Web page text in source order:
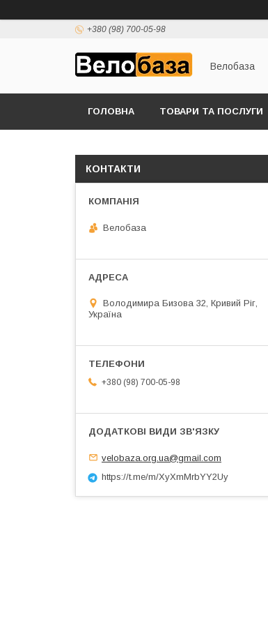
+380 (98) 700-05-98
Велобаза
ГОЛОВНА ТОВАРИ ТА ПОСЛУГИ
КОНТАКТИ
Велобаза
Володимира Бизова 32, Кривий Ріг,
Україна
+380 (98) 700-05-98
velobaza.org.ua@gmail.com
https://t.me/m/XyXmMrbYY2Uy